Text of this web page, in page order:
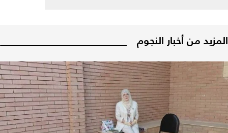
المزيد من أخبار النجوم